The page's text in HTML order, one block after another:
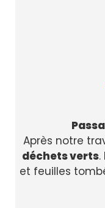
Après notre
déchets verts
et feuilles